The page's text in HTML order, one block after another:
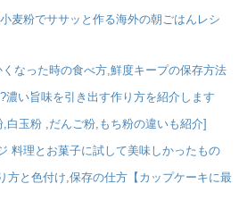
麦粉でササッと作る海外の朝ごはんレシ
なった時の食べ方,鮮度キープの保存方法
濃い旨味を引き出す作り方を紹介します
白玉粉 ,だんご粉,もち粉の違いも紹介]
料理とお菓子に試して美味しかったもの
方と色付け,保存の仕方【カップケーキに最